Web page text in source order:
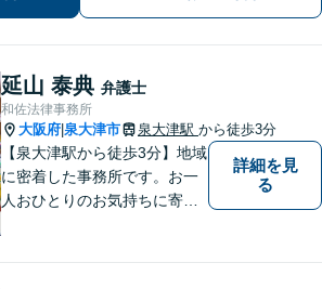
間の無料相談を実施しております。
延山 泰典 弁護士
和佐法律事務所
大阪府 泉大津市 泉大津駅 から徒歩3分
【泉大津駅から徒歩3分】地域
に密着した事務所です。お一
人おひとりのお気持ちに寄り
詳細を見
る